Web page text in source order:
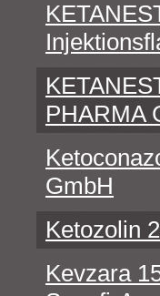
PHARMA
GmbH
Ketozolin
Kevzara